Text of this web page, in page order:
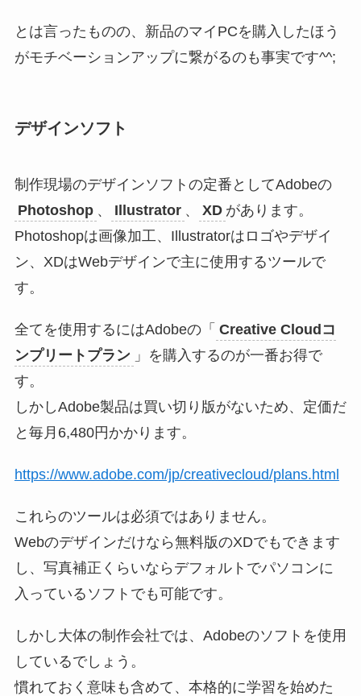
とは言ったものの、新品のマイPCを購入したほう
がモチベーションアップに繋がるのも事実です^^;
デザインソフト
制作現場のデザインソフトの定番としてAdobeの
Photoshop 、 Illustrator 、 XD があります。
Photoshopは画像加工、Illustratorはロゴやデザイ
ン、XDはWebデザインで主に使用するツールで
す。
全てを使用するにはAdobeの「 Creative Cloudコ
ンプリートプラン 」を購入するのが一番お得で
す。
しかしAdobe製品は買い切り版がないため、定価だ
と毎月6,480円かかります。
https://www.adobe.com/jp/creativecloud/plans.html
これらのツールは必須ではありません。
Webのデザインだけなら無料版のXDでもできます
し、写真補正くらいならデフォルトでパソコンに
入っているソフトでも可能です。
しかし大体の制作会社では、Adobeのソフトを使用
しているでしょう。
慣れておく意味も含めて、本格的に学習を始めた